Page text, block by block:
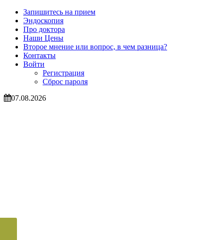
Запишитесь на прием
Эндоскопия
Про доктора
Наши Цены
Второе мнение или вопрос, в чем разница?
Контакты
Войти
Регистрация
Сброс пароля
07.08.2026